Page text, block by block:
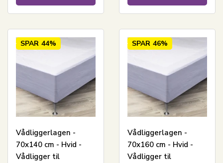
SPAR 44%
Vådliggerlagen -
70x140 cm - Hvid -
Vådligger til
SPAR 46%
Vådliggerlagen -
70x160 cm - Hvid -
Vådligger til